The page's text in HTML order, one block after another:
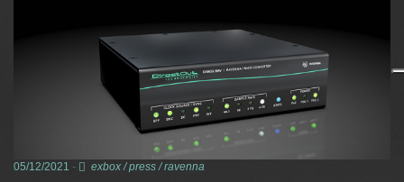
05/12/2021 - exbox/press/ravenna